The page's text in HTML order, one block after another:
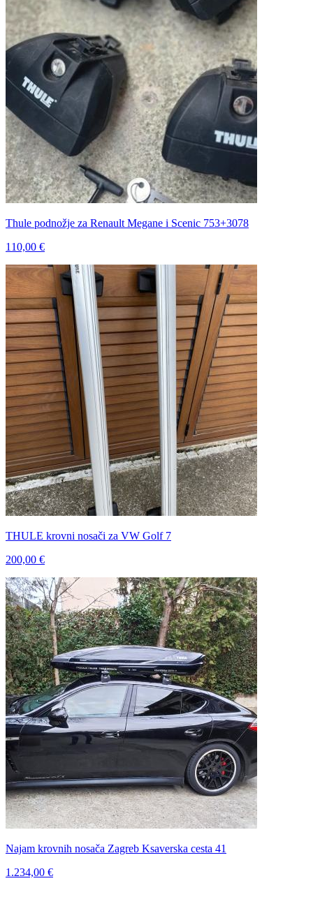
Thule podnožje za Renault Megane i Scenic 753+3078
110,00 €
THULE krovni nosači za VW Golf 7
200,00 €
Najam krovnih nosača Zagreb Ksaverska cesta 41
1.234,00 €